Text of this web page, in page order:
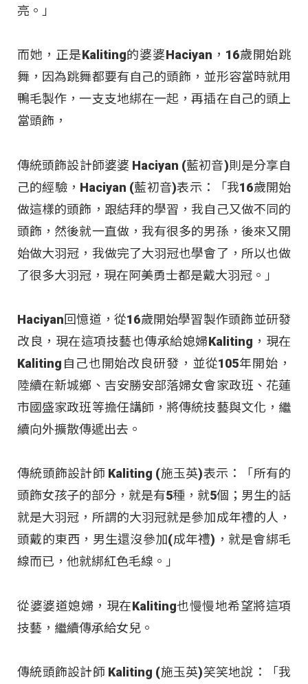
亮。」
而她，正是Kaliting的婆婆Haciyan，16歲開始跳
舞，因為跳舞都要有自己的頭飾，並形容當時就用
鴨毛製作，一支支地綁在一起，再插在自己的頭上
當頭飾，
傳統頭飾設計師婆婆 Haciyan (藍初音)則是分享自
己的經驗，Haciyan (藍初音)表示：「我16歲開始
做這樣的頭飾，跟結拜的學習，我自己又做不同的
頭飾，然後就一直做，我有很多的男孫，後來又開
始做大羽冠，我做完了大羽冠也學會了，所以也做
了很多大羽冠，現在阿美勇士都是戴大羽冠。」
Haciyan回憶道，從16歲開始學習製作頭飾並研發
改良，現在這項技藝也傳承給媳婦Kaliting，現在
Kaliting自己也開始改良研發，並從105年開始，
陸續在新城鄉、吉安勝安部落婦女會家政班、花蓮
市國盛家政班等擔任講師，將傳統技藝與文化，繼
續向外擴散傳遞出去。
傳統頭飾設計師 Kaliting (施玉英)表示：「所有的
頭飾女孩子的部分，就是有5種，就5個；男生的話
就是大羽冠，所謂的大羽冠就是參加成年禮的人，
頭戴的東西，男生還沒參加(成年禮)，就是會綁毛
線而已，他就綁紅色毛線。」
從婆婆道媳婦，現在Kaliting也慢慢地希望將這項
技藝，繼續傳承給女兒。
傳統頭飾設計師 Kaliting (施玉英)笑笑地說：「我